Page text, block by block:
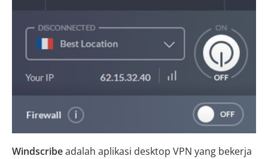
Windscribeadalah aplikasi desktop VPN yang bekerja